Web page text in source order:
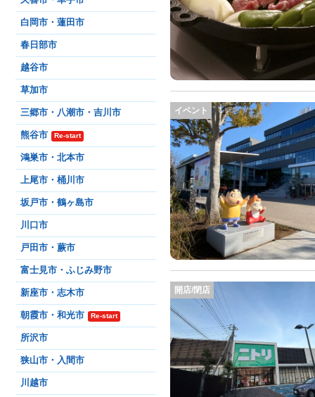
イベント
開店/閉店
白岡市・蓮田市
春日部市
越谷市
草加市
三郷市・八潮市・吉川市
熊谷市 Re-start
鴻巣市・北本市
上尾市・桶川市
坂戸市・鶴ヶ島市
川口市
戸田市・蕨市
富士見市・ふじみ野市
新座市・志木市
朝霞市・和光市 Re-start
所沢市
狭山市・入間市
川越市